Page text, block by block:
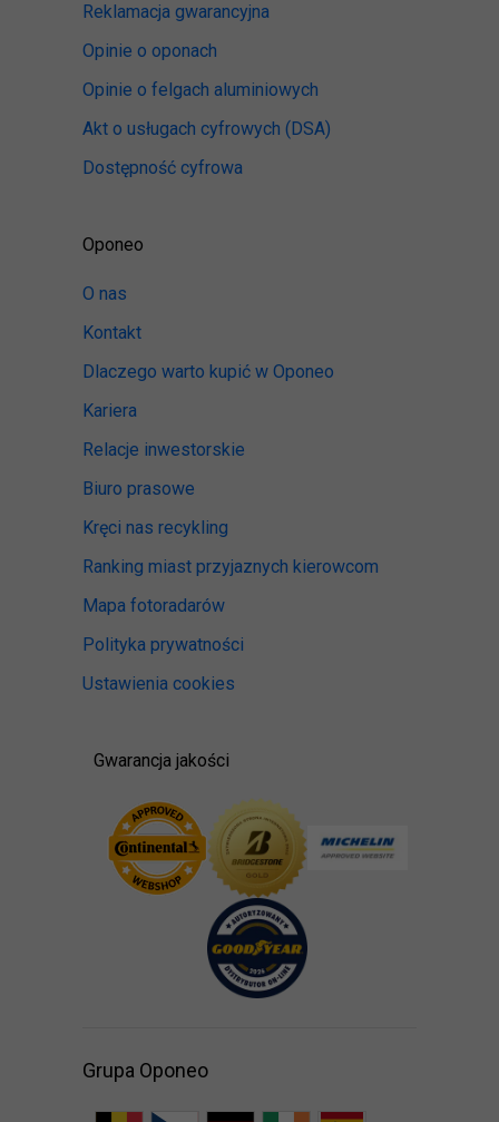
Reklamacja gwarancyjna
Opinie o oponach
Opinie o felgach aluminiowych
Akt o usługach cyfrowych (DSA)
Dostępność cyfrowa
Oponeo
O nas
Kontakt
Dlaczego warto kupić w Oponeo
Kariera
Relacje inwestorskie
Biuro prasowe
Kręci nas recykling
Ranking miast przyjaznych kierowcom
Mapa fotoradarów
Polityka prywatności
Ustawienia cookies
Gwarancja jakości
Grupa Oponeo